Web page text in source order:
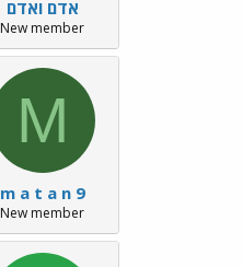
אדם ואדם
New member
M
m a t a n 9
New member